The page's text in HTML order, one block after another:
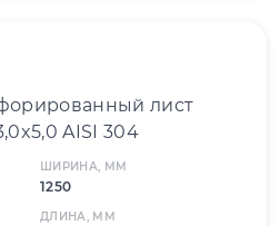
лист
AISI 304
ШИРИНА, ММ
1250
ДЛИНА, ММ